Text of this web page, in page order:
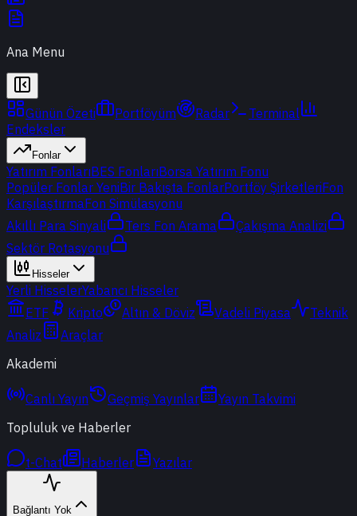
Ana Menu
Günün Özeti Portföyüm Radar
Terminal
Endeksler
Fonlar
Yatırım FonlarıBES FonlarıBorsa Yatırım Fonu
Popüler Fonlar YeniBir Bakışta FonlarPortföy ŞirketleriFon
KarşılaştırmaFon Simülasyonu
Akıllı Para Sinyali
Ters Fon Arama
Çakışma Analizi
Sektör Rotasyonu
Hisseler
Yerli HisselerYabancı Hisseler
ETF
Kripto Altın & Döviz Vadeli Piyasa
Teknik
Analiz
Araçlar
Akademi
Canlı Yayın Geçmiş Yayınlar
Yayın Takvimi
Topluluk ve Haberler
t-Chat Haberler Yazılar
Bağlantı Yok